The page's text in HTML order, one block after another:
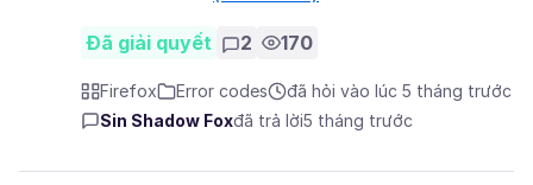
Đã giải quyết 2 170
Firefox Error codes
đã hỏi vào lúc 5 tháng trước
Sin Shadow Foxđã trả lời5 tháng trước